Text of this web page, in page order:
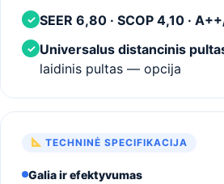
✓ SEER 6,80 · SCOP 4,10 ·
✓ Universalus distancinis
laidinis pultas — opcija
TECHNINĖ SPECIFIKACIJA
Galia ir efektyvumas